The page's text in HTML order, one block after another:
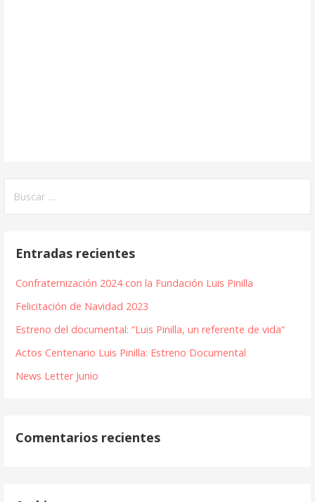
Entradas recientes
Confraternización 2024 con la Fundación Luis Pinilla
Felicitación de Navidad 2023
Estreno del documental: “Luis Pinilla, un referente de vida“
Actos Centenario Luis Pinilla: Estreno Documental
News Letter Junio
Comentarios recientes